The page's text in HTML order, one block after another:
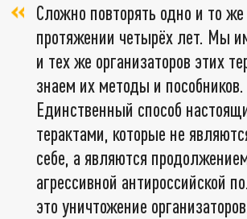
Сложно повторять одно и то
протяжении четырёх лет. Мы
и тех же организаторов этих
знаем их методы и пособников.
Единственный способ
терактами, которые не
себе, а являются
агрессивной антироссийской
это уничтожение